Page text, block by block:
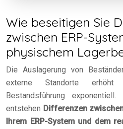
Wie beseitigen Sie
zwischen ERP-
physischem
Die Auslagerung von
externe Standorte
Bestandsführung
entstehen Differenzen
Ihrem ERP-System und dem